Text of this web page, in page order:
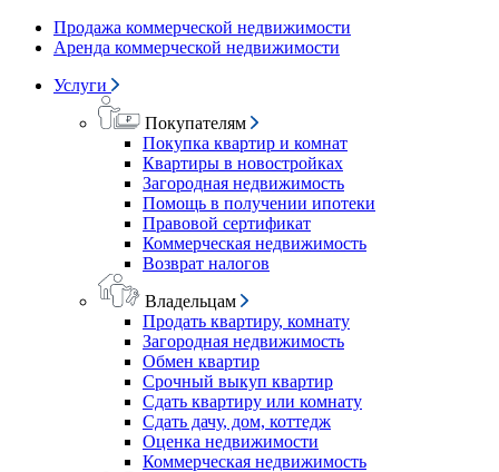
Продажа коммерческой недвижимости
Аренда коммерческой недвижимости
Услуги
Покупателям
Покупка квартир и комнат
Квартиры в новостройках
Загородная недвижимость
Помощь в получении ипотеки
Правовой сертификат
Коммерческая недвижимость
Возврат налогов
Владельцам
Продать квартиру, комнату
Загородная недвижимость
Обмен квартир
Срочный выкуп квартир
Сдать квартиру или комнату
Сдать дачу, дом, коттедж
Оценка недвижимости
Коммерческая недвижимость